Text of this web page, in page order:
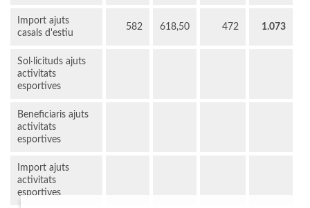
Import ajuts
casals d'estiu
582 618,50 472 1.073
Sol·licituds ajuts
activitats
esportives
Beneficiaris ajuts
activitats
esportives
Import ajuts
activitats
esportives